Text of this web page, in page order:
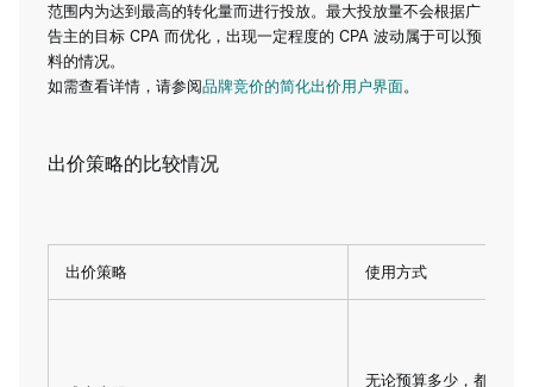
范围内为达到最高的转化量而进行投放。最大投放量不会根据广
告主的目标 CPA 而优化，出现一定程度的 CPA 波动属于可以预
料的情况。
如需查看详情，请参阅品牌竞价的简化出价用户界面。
出价策略的比较情况
出价策略 使用方式
无论预算多少，都确保